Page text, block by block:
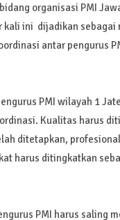
organisasi PMI
kali ini dijadikan sebagai
antar pengurus
PMI wilayah 1
Kualitas harus
ditetapkan,
harus ditingkatkan
PMI harus saling